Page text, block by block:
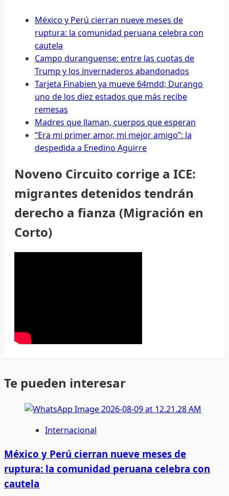
México y Perú cierran nueve meses de
ruptura: la comunidad peruana celebra con
cautela
Campo duranguense: entre las cuotas de
Trump y los invernaderos abandonados
Tarjeta Finabien ya mueve 64mdd; Durango
uno de los diez estados que más recibe
remesas
Madres que llaman, cuerpos que esperan
“Era mi primer amor, mi mejor amigo”: la
despedida a Enedino Aguirre
Noveno Circuito corrige a ICE:
migrantes detenidos tendrán
derecho a fianza (Migración en
Corto)
Te pueden interesar
Internacional
México y Perú cierran nueve meses de
ruptura: la comunidad peruana celebra con
cautela